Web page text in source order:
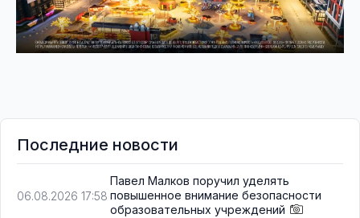
Последние новости
06.08.2026 17:58
Павел Малков поручил уделять
повышенное внимание безопасности
образовательных учреждений